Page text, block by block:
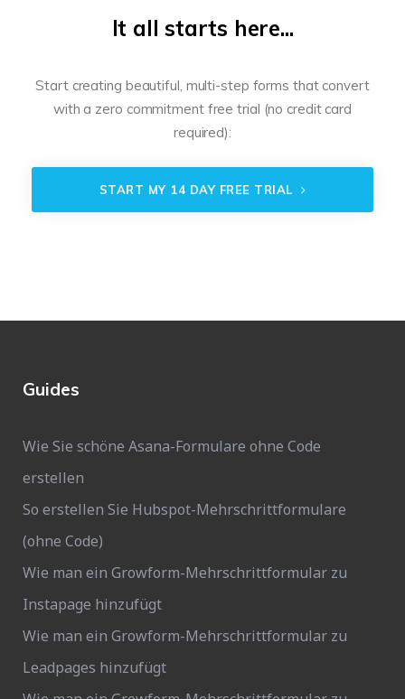
It all starts here...
Start creating beautiful, multi-step forms that convert
with a zero commitment free trial (no credit card
required):
START MY 14 DAY FREE TRIAL
Guides
Wie Sie schöne Asana-Formulare ohne Code
erstellen
So erstellen Sie Hubspot-Mehrschrittformulare
(ohne Code)
Wie man ein Growform-Mehrschrittformular zu
Instapage hinzufügt
Wie man ein Growform-Mehrschrittformular zu
Leadpages hinzufügt